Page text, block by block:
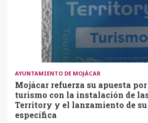
AYUNTAMIENTO DE MOJÁCAR
Mojácar refuerza su apuesta
turismo con la instalación de
Territory y el lanzamiento de
específica